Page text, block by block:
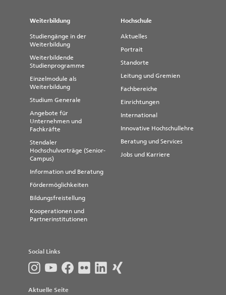
Weiterbildung
Studiengänge in der
Weiterbildung
Weiterbildende
Studienprogramme
Einzelmodule als
Weiterbildung
Studium Generale
Angebote für
Unternehmen und
Fachkräfte
Stendaler
Hochschulvorträge (Senior-
Campus)
Information und Beratung
Fördermöglichkeiten
Bildungsfreistellung
Kooperationen und
Partnerinstitutionen
Hochschule
Aktuelles
Portrait
Standorte
Leitung und Gremien
Fachbereiche
Einrichtungen
International
Innovative Hochschullehre
Beratung und Services
Jobs und Karriere
Social Links
Aktuelle Seite